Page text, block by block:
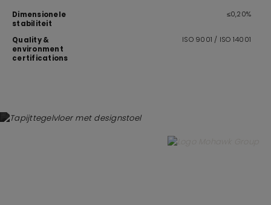
Dimensionele
stabiliteit
≤0,20%
Quality &
environment
certifications
ISO 9001 / ISO 14001